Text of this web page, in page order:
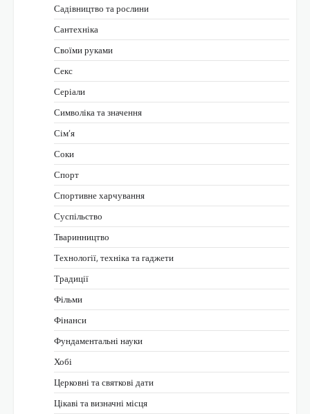
Садівництво та рослини
Сантехніка
Своїми руками
Секс
Серіали
Символіка та значення
Сім’я
Соки
Спорт
Спортивне харчування
Суспільство
Тваринництво
Технології, техніка та гаджети
Традиції
Фільми
Фінанси
Фундаментальні науки
Хобі
Церковні та святкові дати
Цікаві та визначні місця